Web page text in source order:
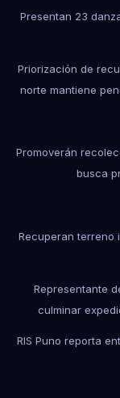
Presentan 23
Priorización de
norte mantiene
Promoverán
busca
Recuperan terreno
Representante
culminar
RIS Puno reporta